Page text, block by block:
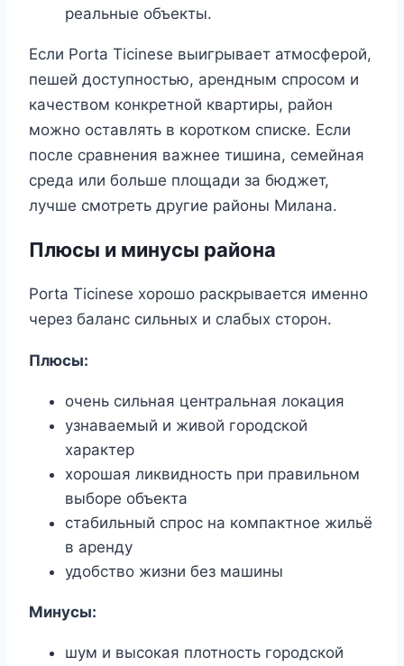
реальные объекты.
Если Porta Ticinese выигрывает атмосферой,
пешей доступностью, арендным спросом и
качеством конкретной квартиры, район
можно оставлять в коротком списке. Если
после сравнения важнее тишина, семейная
среда или больше площади за бюджет,
лучше смотреть другие районы Милана.
Плюсы и минусы района
Porta Ticinese хорошо раскрывается именно
через баланс сильных и слабых сторон.
Плюсы:
очень сильная центральная локация
узнаваемый и живой городской
характер
хорошая ликвидность при правильном
выборе объекта
стабильный спрос на компактное жильё
в аренду
удобство жизни без машины
Минусы:
шум и высокая плотность городской